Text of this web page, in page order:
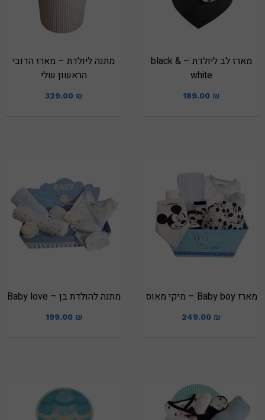
מארז לב ליולדת – black &
white
189.00 ₪
מתנה ליולדת – מארז הדובי
הראשון שלי
329.00 ₪
מארז Baby boy – מיקי מאוס
249.00 ₪
מתנה להולדת בן – Baby love
199.00 ₪